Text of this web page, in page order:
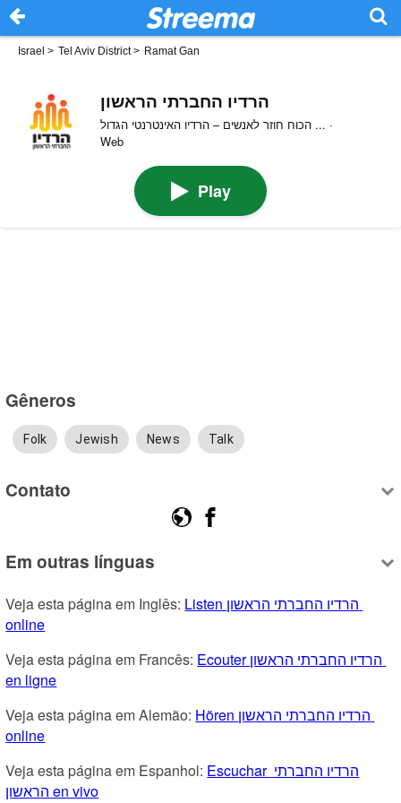
Israel > Tel Aviv District> Ramat Gan
הרדיו החברתי הראשון
הכוח חוזר לאנשים – הרדיו האינטרנטי הגדול ... ·
Web
Play
Gêneros
Folk Jewish News Talk
Contato
Em outras línguas
Veja esta página em Inglês: Listen הרדיו החברתי הראשון
online
Veja esta página em Francês: Ecouter הרדיו החברתי הראשון
en ligne
Veja esta página em Alemão: Hören הרדיו החברתי הראשון
online
Veja esta página em Espanhol: Escuchar הרדיו החברתי
הראשון en vivo